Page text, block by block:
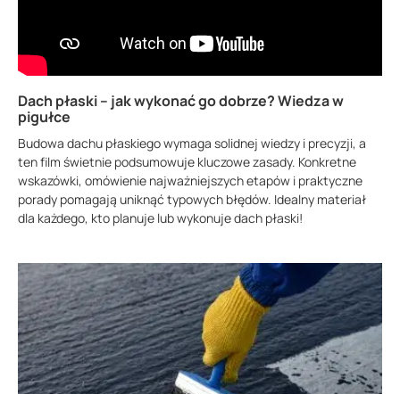
Dach płaski – jak wykonać go dobrze? Wiedza w
pigułce
Budowa dachu płaskiego wymaga solidnej wiedzy i precyzji, a
ten film świetnie podsumowuje kluczowe zasady. Konkretne
wskazówki, omówienie najważniejszych etapów i praktyczne
porady pomagają uniknąć typowych błędów. Idealny materiał
dla każdego, kto planuje lub wykonuje dach płaski!